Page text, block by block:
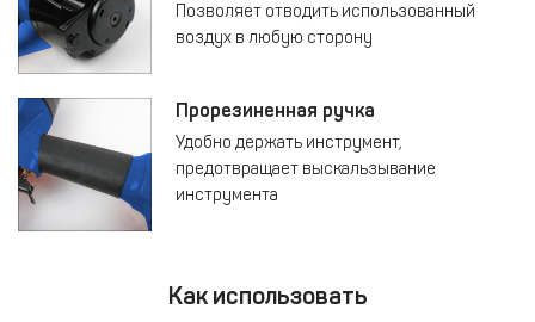
Позволяет отводить использованный
воздух в любую сторону
Прорезиненная ручка
Удобно держать инструмент,
предотвращает выскальзывание
инструмента
Как использовать